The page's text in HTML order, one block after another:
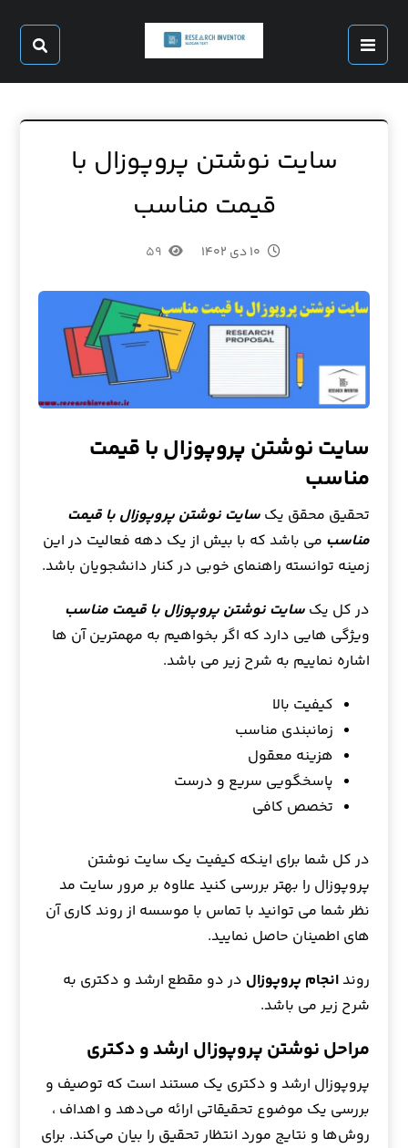
سایت نوشتن پروپوزال با
قیمت مناسب
۱۰ دی ۱۴۰۲ ۵۹
سایت نوشتن پروپوزال با قیمت
مناسب
تحقیق محقق یکسایت نوشتن پروپوزال با قیمت
مناسب می باشد که با بیش از یک دهه فعالیت در این
زمینه توانسته راهنمای خوبی در کنار دانشجویان باشد.
در کل یکسایت نوشتن پروپوزال با قیمت مناسب
ویژگی هایی دارد که اگر بخواهیم به مهمترین آن ها
اشاره نماییم به شرح زیر می باشد.
کیفیت بالا
زمانبندی مناسب
هزینه معقول
پاسخگویی سریع و درست
تخصص کافی
در کل شما برای اینکه کیفیت یک سایت نوشتن
پروپوزال را بهتر بررسی کنید علاوه بر مرور سایت مد
نظر شما می توانید با تماس با موسسه از روند کاری آن
های اطمینان حاصل نمایید.
روندانجام پروپوزال در دو مقطع ارشد و دکتری به
شرح زیر می باشد.
مراحل نوشتن پروپوزال ارشد و دکتری
پروپوزال ارشد و دکتری یک مستند است که توصیف و
بررسی یک موضوع تحقیقاتی ارائه می‌دهد و اهداف ،
روش‌ها و نتایج مورد انتظار تحقیق را بیان می‌کند. برای